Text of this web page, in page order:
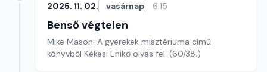
2025. 11. 02. vasárnap 6:15
Benső végtelen
Mike Mason: A gyerekek misztériuma című
könyvből Kékesi Enikő olvas fel. (60/38.)